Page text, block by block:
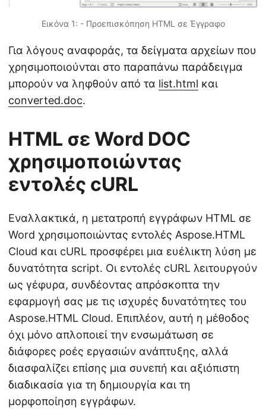
Εικόνα 1: - Προεπισκόπηση HTML σε Έγγραφο
Για λόγους αναφοράς, τα δείγματα αρχείων που
χρησιμοποιούνται στο παραπάνω παράδειγμα
μπορούν να ληφθούν από τα list.html και
converted.doc.
HTML σε Word DOC
χρησιμοποιώντας
εντολές cURL
Εναλλακτικά, η μετατροπή εγγράφων HTML σε
Word χρησιμοποιώντας εντολές Aspose.HTML
Cloud και cURL προσφέρει μια ευέλικτη λύση με
δυνατότητα script. Οι εντολές cURL λειτουργούν
ως γέφυρα, συνδέοντας απρόσκοπτα την
εφαρμογή σας με τις ισχυρές δυνατότητες του
Aspose.HTML Cloud. Επιπλέον, αυτή η μέθοδος
όχι μόνο απλοποιεί την ενσωμάτωση σε
διάφορες ροές εργασιών ανάπτυξης, αλλά
διασφαλίζει επίσης μια συνεπή και αξιόπιστη
διαδικασία για τη δημιουργία και τη
μορφοποίηση εγγράφων.